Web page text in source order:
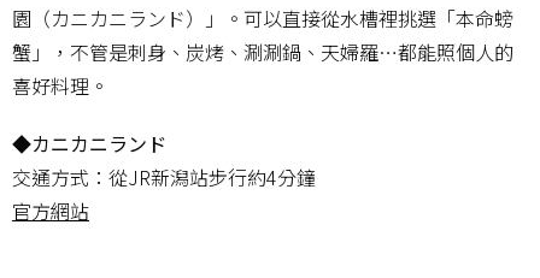
園（カニカニランド）」。可以直接從水槽裡挑選「本命螃
蟹」，不管是刺身、炭烤、涮涮鍋、天婦羅…都能照個人的
喜好料理。
◆カニカニランド
交通方式：從JR新潟站步行約4分鐘
官方網站